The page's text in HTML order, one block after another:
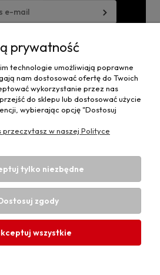
Ecommercy.pl
prywatność
technologie umożliwiają poprawne
nam dostosować ofertę do Twoich
wykorzystanie przez nas
do sklepu lub dostosować użycie
wybierając opcję "Dostosuj
przeczytasz w naszej Polityce
tylko niezbędne
zgody
wszystkie